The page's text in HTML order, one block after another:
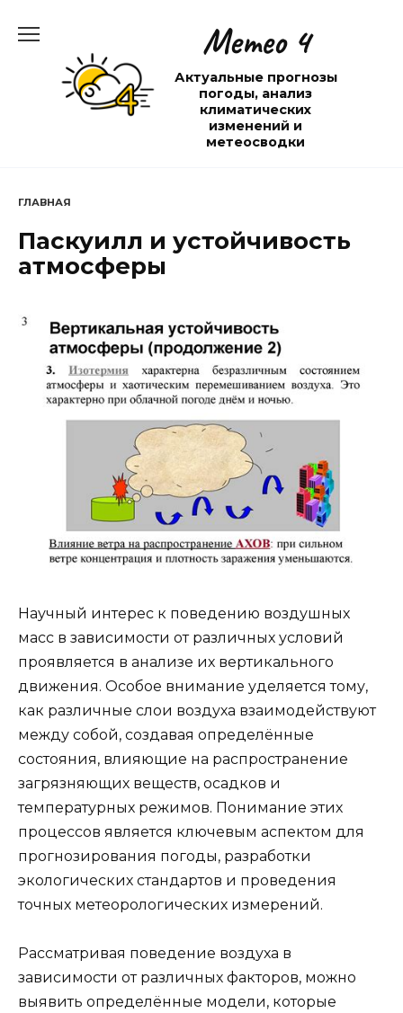
содержанию
Метео 4
Актуальные прогнозы
погоды, анализ
климатических
изменений и
метеосводки
ГЛАВНАЯ
Паскуилл и устойчивость
атмосферы
Научный интерес к поведению воздушных
масс в зависимости от различных условий
проявляется в анализе их вертикального
движения. Особое внимание уделяется тому,
как различные слои воздуха взаимодействуют
между собой, создавая определённые
состояния, влияющие на распространение
загрязняющих веществ, осадков и
температурных режимов. Понимание этих
процессов является ключевым аспектом для
прогнозирования погоды, разработки
экологических стандартов и проведения
точных метеорологических измерений.
Рассматривая поведение воздуха в
зависимости от различных факторов, можно
выявить определённые модели, которые